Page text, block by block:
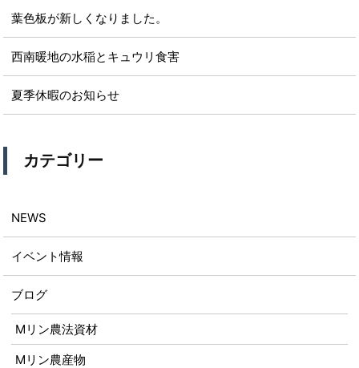
葉色板が新しくなりました。
西南暖地の水稲とキュウリ食害
夏季休暇のお知らせ
カテゴリー
NEWS
イベント情報
ブログ
Mリン農法資材
Mリン農産物